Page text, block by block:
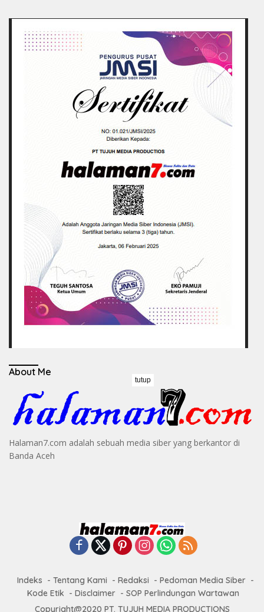
About Me
Halaman7.com adalah sebuah media siber yang berkantor di
Banda Aceh
Indeks Tentang Kami Redaksi
Pedoman Media Siber
Kode Etik
Disclaimer
SOP Perlindungan Wartawan
Copyright@2020 PT. TUJUH MEDIA PRODUCTIONS
tutup